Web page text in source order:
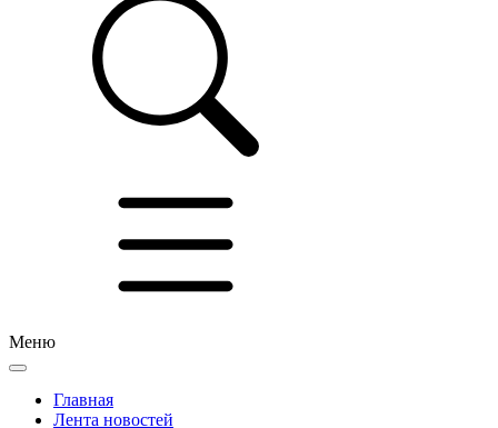
Меню
Главная
Лента новостей